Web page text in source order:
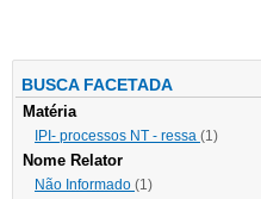
BUSCA FACETADA
Matéria
IPI- processos NT - ressa (1)
Nome Relator
Não Informado (1)